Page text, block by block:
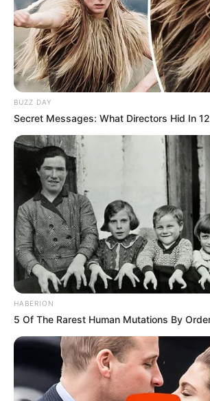
BUZZ DAY
Secret Messages: What Directors Hid In
HABERION
5 Of The Rarest Human Mutations By